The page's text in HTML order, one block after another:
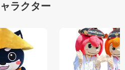
ラクター